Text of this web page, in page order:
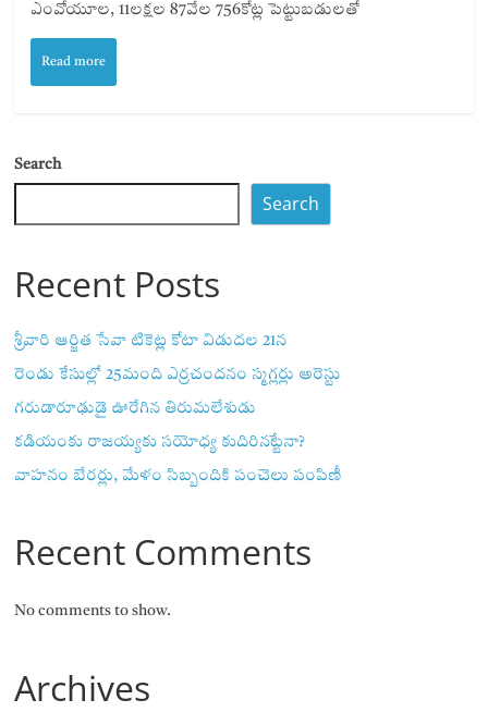
ఎంవోయూల, 11లక్షల 87వేల 756కోట్ల పెట్టుబడులతో
Read more
Search
Search
Recent Posts
శ్రీవారి ఆర్జిత సేవా టికెట్ల కోటా విడుదల 21న
రెండు కేసుల్లో 25మంది ఎర్రచందనం స్మగ్లర్లు అరెస్టు
గరుడారూఢుడై ఊరేగిన తిరుమలేశుడు
కడియంకు రాజయ్యకు సయోధ్య కుదిరినట్టేనా?
వాహ‌నం బేర‌ర్లు, మేళం సిబ్బందికి పంచెలు పంపిణీ
Recent Comments
No comments to show.
Archives